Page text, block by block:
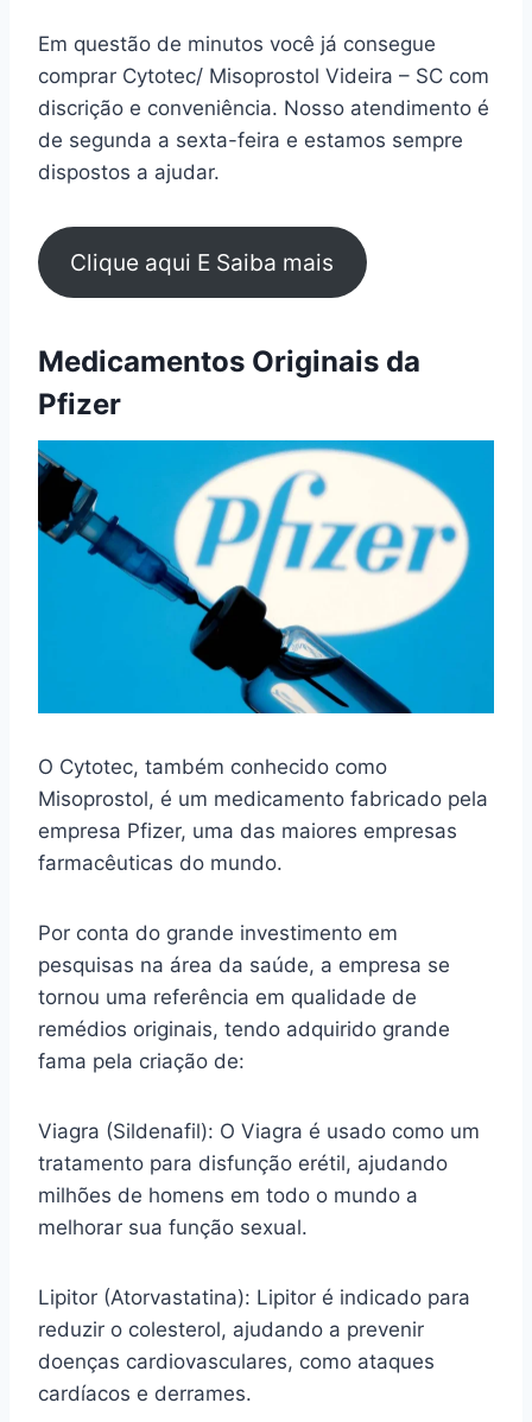
Em questão de minutos você já consegue
comprar Cytotec/ Misoprostol Videira – SC com
discrição e conveniência. Nosso atendimento é
de segunda a sexta-feira e estamos sempre
dispostos a ajudar.
Clique aqui E Saiba mais
Medicamentos Originais da
Pfizer
O Cytotec, também conhecido como
Misoprostol, é um medicamento fabricado pela
empresa Pfizer, uma das maiores empresas
farmacêuticas do mundo.
Por conta do grande investimento em
pesquisas na área da saúde, a empresa se
tornou uma referência em qualidade de
remédios originais, tendo adquirido grande
fama pela criação de:
Viagra (Sildenafil): O Viagra é usado como um
tratamento para disfunção erétil, ajudando
milhões de homens em todo o mundo a
melhorar sua função sexual.
Lipitor (Atorvastatina): Lipitor é indicado para
reduzir o colesterol, ajudando a prevenir
doenças cardiovasculares, como ataques
cardíacos e derrames.